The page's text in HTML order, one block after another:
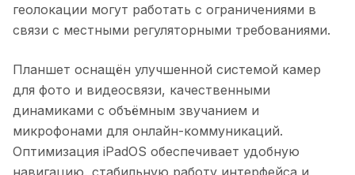
геолокации могут работать с ограничениями в
связи с местными регуляторными требованиями.
Планшет оснащён улучшенной системой камер
для фото и видеосвязи, качественными
динамиками с объёмным звучанием и
микрофонами для онлайн-коммуникаций.
Оптимизация iPadOS обеспечивает удобную
навигацию, стабильную работу интерфейса и